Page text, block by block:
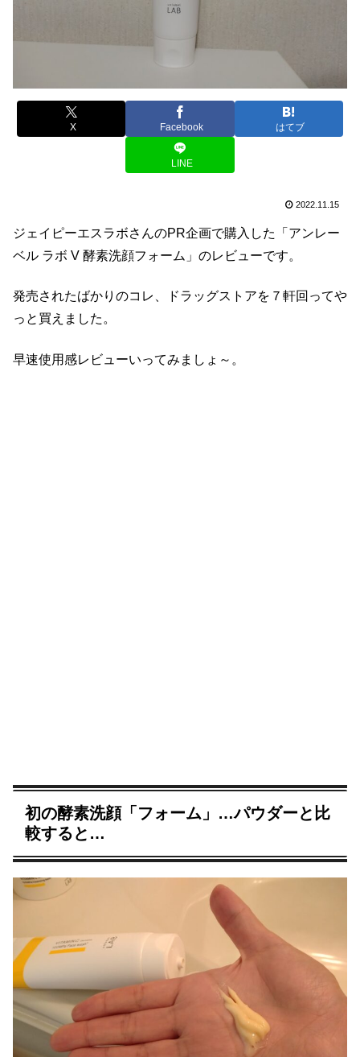
X Facebook はてブ
LINE
2022.11.15
ジェイピーエスラボさんのPR企画で購入した「アンレー
ベル ラボ V 酵素洗顔フォーム」のレビューです。
発売されたばかりのコレ、ドラッグストアを７軒回ってや
っと買えました。
早速使用感レビューいってみましょ～。
初の酵素洗顔「フォーム」…パウダーと比
較すると…